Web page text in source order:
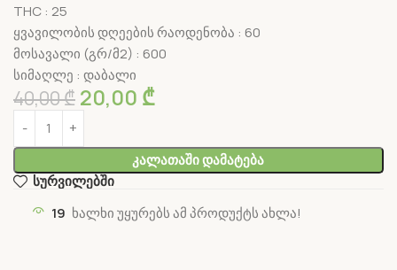
THC : 25
ყვავილობის დღეების რაოდენობა : 60
მოსავალი (გრ/მ2) : 600
სიმაღლე : დაბალი
40,00₾ 20,00 ₾
Კალათაში Დამატება
სურვილებში
19 ხალხი უყურებს ამ პროდუქტს ახლა!